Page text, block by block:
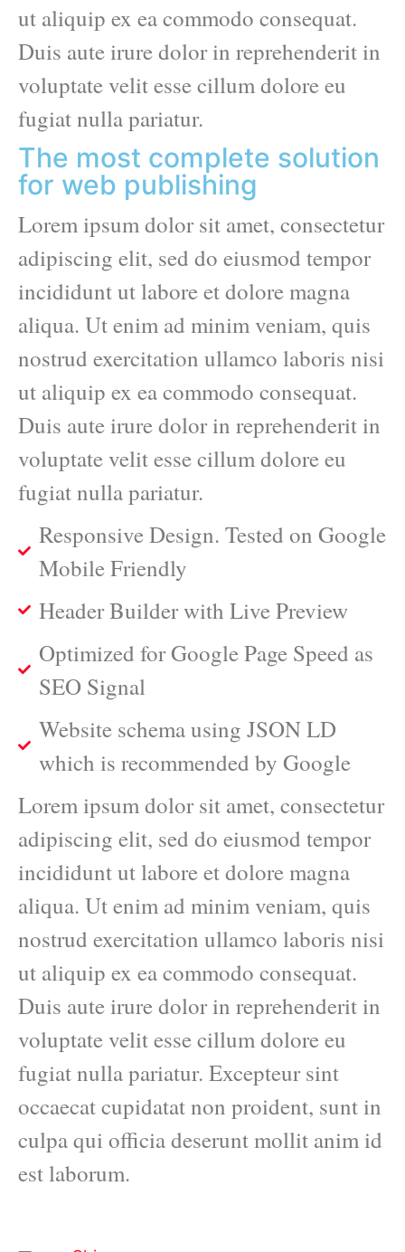
ut aliquip ex ea commodo consequat.
Duis aute irure dolor in reprehenderit in
voluptate velit esse cillum dolore eu
fugiat nulla pariatur.
The most complete solution
for web publishing
Lorem ipsum dolor sit amet, consectetur
adipiscing elit, sed do eiusmod tempor
incididunt ut labore et dolore magna
aliqua. Ut enim ad minim veniam, quis
nostrud exercitation ullamco laboris nisi
ut aliquip ex ea commodo consequat.
Duis aute irure dolor in reprehenderit in
voluptate velit esse cillum dolore eu
fugiat nulla pariatur.
Responsive Design. Tested on Google
Mobile Friendly
Header Builder with Live Preview
Optimized for Google Page Speed as
SEO Signal
Website schema using JSON LD
which is recommended by Google
Lorem ipsum dolor sit amet, consectetur
adipiscing elit, sed do eiusmod tempor
incididunt ut labore et dolore magna
aliqua. Ut enim ad minim veniam, quis
nostrud exercitation ullamco laboris nisi
ut aliquip ex ea commodo consequat.
Duis aute irure dolor in reprehenderit in
voluptate velit esse cillum dolore eu
fugiat nulla pariatur. Excepteur sint
occaecat cupidatat non proident, sunt in
culpa qui officia deserunt mollit anim id
est laborum.